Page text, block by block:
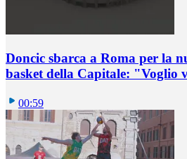
Doncic sbarca a Roma per la
basket della Capitale: "Voglio
00:59